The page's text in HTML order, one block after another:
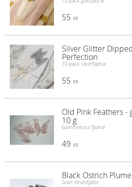
55 KR
Silver Glitter
Perfection
10-pack silverfjädrar
55 KR
Old Pink Feathers -
10 g
Gammelrosa fjädrar
49 KR
Black Ostrich
Svart strutsfjäder